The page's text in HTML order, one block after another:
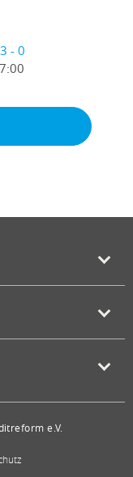
- 0
e.V.